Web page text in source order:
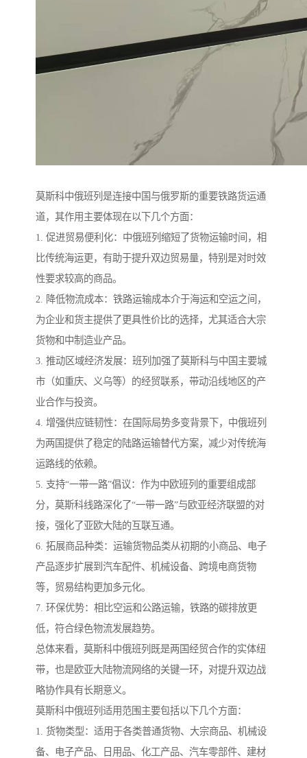
莫斯科中俄班列是连接中国与俄罗斯的重要铁路货运通
道，其作用主要体现在以下几个方面：
1. 促进贸易便利化：中俄班列缩短了货物运输时间，相
比传统海运更，有助于提升双边贸易量，特别是对时效
性要求较高的商品。
2. 降低物流成本：铁路运输成本介于海运和空运之间，
为企业和货主提供了更具性价比的选择，尤其适合大宗
货物和中制造业产品。
3. 推动区域经济发展：班列加强了莫斯科与中国主要城
市（如重庆、义乌等）的经贸联系，带动沿线地区的产
业合作与投资。
4. 增强供应链韧性：在国际局势多变背景下，中俄班列
为两国提供了稳定的陆路运输替代方案，减少对传统海
运路线的依赖。
5. 支持“一带一路”倡议：作为中欧班列的重要组成部
分，莫斯科线路深化了“一带一路”与欧亚经济联盟的对
接，强化了亚欧大陆的互联互通。
6. 拓展商品种类：运输货物品类从初期的小商品、电子
产品逐步扩展到汽车配件、机械设备、跨境电商货物
等，贸易结构更加多元化。
7. 环保优势：相比空运和公路运输，铁路的碳排放更
低，符合绿色物流发展趋势。
总体来看，莫斯科中俄班列既是两国经贸合作的实体纽
带，也是欧亚大陆物流网络的关键一环，对提升双边战
略协作具有长期意义。
莫斯科中俄班列适用范围主要包括以下几个方面：
1. 货物类型：适用于各类普通货物、大宗商品、机械设
备、电子产品、日用品、化工产品、汽车零部件、建材